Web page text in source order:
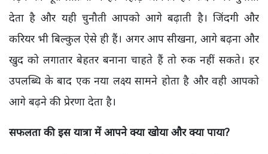
देता है और यही चुनौती आपको आगे बढ़ाती है। जिंदगी और
करियर भी बिल्कुल ऐसे ही हैं। अगर आप सीखना, आगे बढ़ना और
खुद को लगातार बेहतर बनाना चाहते हैं तो रुक नहीं सकते। हर
उपलब्धि के बाद एक नया लक्ष्य सामने होता है और वही आपको
आगे बढ़ने की प्रेरणा देता है।
सफलता की इस यात्रा में आपने क्या खोया और क्या पाया?